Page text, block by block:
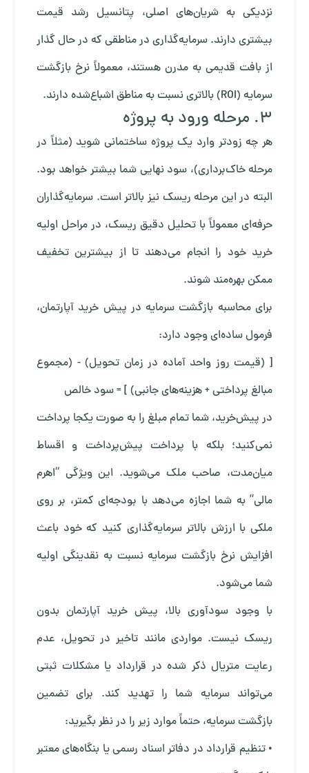
نزدیکی به شریان‌های اصلی، پتانسیل رشد قیمت
بیشتری دارند. سرمایه‌گذاری در مناطقی که در حال گذار
از بافت قدیمی به مدرن هستند، معمولاً نرخ بازگشت
سرمایه (ROI) بالاتری نسبت به مناطق اشباع‌شده دارند.
۳. مرحله ورود به پروژه
هر چه زودتر وارد یک پروژه ساختمانی شوید (مثلاً در
مرحله خاک‌برداری)، سود نهایی شما بیشتر خواهد بود.
البته در این مرحله ریسک نیز بالاتر است. سرمایه‌گذاران
حرفه‌ای معمولاً با تحلیل دقیق ریسک، در مراحل اولیه
خرید خود را انجام می‌دهند تا از بیشترین تخفیف
ممکن بهره‌مند شوند.
برای محاسبه بازگشت سرمایه در پیش‌ خرید آپارتمان،
فرمول ساده‌ای وجود دارد:
[ (قیمت روز واحد آماده در زمان تحویل) - (مجموع
مبالغ پرداختی + هزینه‌های جانبی) ] = سود خالص
در پیش‌خرید، شما تمام مبلغ را به صورت یکجا پرداخت
نمی‌کنید؛ بلکه با پرداخت پیش‌پرداخت و اقساط
میان‌مدت، صاحب ملک می‌شوید. این ویژگی “اهرم
مالی” به شما اجازه می‌دهد با بودجه‌ای کمتر، بر روی
ملکی با ارزش بالاتر سرمایه‌گذاری کنید که خود باعث
افزایش نرخ بازگشت سرمایه نسبت به نقدینگی اولیه
شما می‌شود.
با وجود سودآوری بالا، پیش ‌خرید آپارتمان بدون
ریسک نیست. مواردی مانند تاخیر در تحویل، عدم
رعایت متریال ذکر شده در قرارداد یا مشکلات ثبتی
می‌تواند سرمایه شما را تهدید کند. برای تضمین
بازگشت سرمایه، حتماً موارد زیر را در نظر بگیرید:
• تنظیم قرارداد در دفاتر اسناد رسمی یا بنگاه‌های معتبر